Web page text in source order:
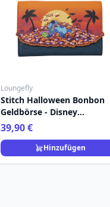
Loungefly
Stitch Halloween Bonbon
Geldbörse - Disney
Loungefly
39,90 €
Hinzufügen